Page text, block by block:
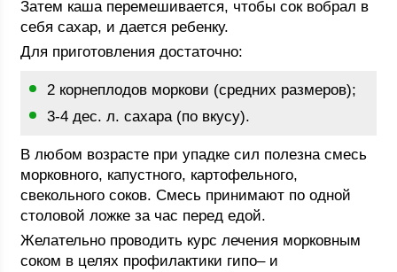
Затем каша перемешивается, чтобы сок вобрал в
себя сахар, и дается ребенку.
Для приготовления достаточно:
2 корнеплодов моркови (средних размеров);
3-4 дес. л. сахара (по вкусу).
В любом возрасте при упадке сил полезна смесь
морковного, капустного, картофельного,
свекольного соков. Смесь принимают по одной
столовой ложке за час перед едой.
Желательно проводить курс лечения морковным
соком в целях профилактики гипо– и